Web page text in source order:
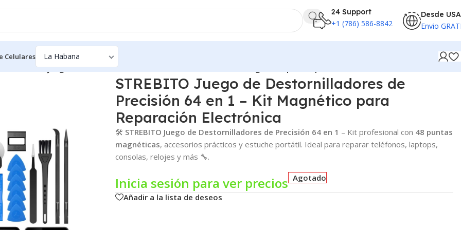
24 Support
+1 (786) 586-8842
Desde USA
Envio
Celulares
STREBITO Juego de Destornilladores de Precisión 64 en 1 – Kit Magnético para Reparación Electrónica
STREBITO Juego de Destornilladores de
Precisión 64 en 1 – Kit Magnético para
Reparación Electrónica
🛠️ STREBITO Juego de Destornilladores de Precisión 64 en 1 – Kit profesional con 48 puntas
magnéticas, accesorios prácticos y estuche portátil. Ideal para reparar teléfonos, laptops,
consolas, relojes y más 🔧.
Inicia sesión para ver precios Agotado
Añadir a la lista de deseos